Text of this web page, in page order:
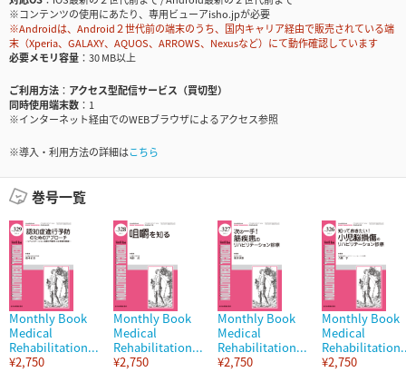
※コンテンツの使用にあたり、専用ビューアisho.jpが必要
※Androidは、Android２世代前の端末のうち、国内キャリア経由で販売されている端
末（Xperia、GALAXY、AQUOS、ARROWS、Nexusなど）にて動作確認しています
必要メモリ容量
30 MB以上
ご利用方法
アクセス型配信サービス（買切型）
同時使用端末数
1
※インターネット経由でのWEBブラウザによるアクセス参照
※導入・利用方法の詳細はこちら
巻号一覧
Monthly Book
Medical
Rehabilitation...
¥2,750
Monthly Book
Medical
Rehabilitation...
¥2,750
Monthly Book
Medical
Rehabilitation...
¥2,750
Monthly Book
Medical
¥2,750